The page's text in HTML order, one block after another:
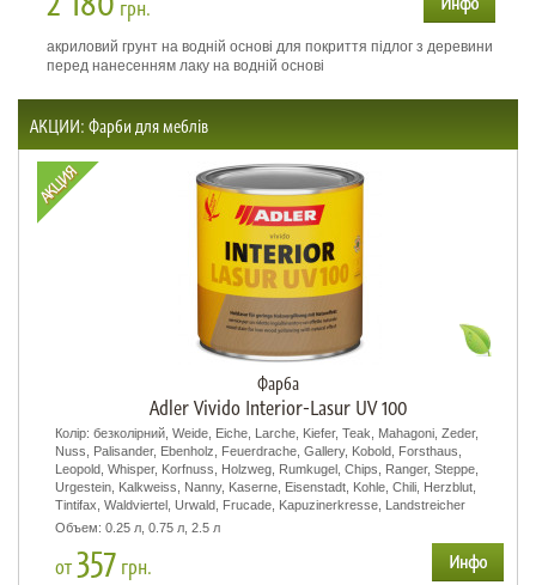
грн.
акриловий грунт на водній основі для покриття підлог з деревини
перед нанесенням лаку на водній основі
АКЦИИ: Фарби для меблів
Фарба
Adler Vivido Interior-Lasur UV 100
Колір: безколірний, Weide, Eiche, Larche, Kiefer, Teak, Mahagoni, Zeder,
Nuss, Palisander, Ebenholz, Feuerdrache, Gallery, Kobold, Forsthaus,
Leopold, Whisper, Korfnuss, Holzweg, Rumkugel, Chips, Ranger, Steppe,
Urgestein, Kalkweiss, Nanny, Kaserne, Eisenstadt, Kohle, Chili, Herzblut,
Tintifax, Waldviertel, Urwald, Frucade, Kapuzinerkresse, Landstreicher
Объем: 0.25 л, 0.75 л, 2.5 л
от357 грн.